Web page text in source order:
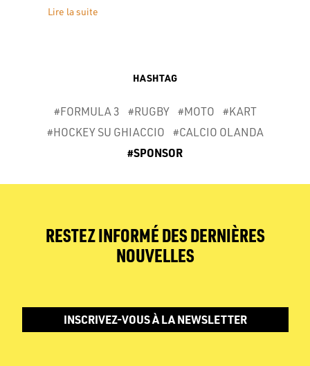
Lire la suite
HASHTAG
#FORMULA 3 #RUGBY #MOTO
#KART
#HOCKEY SU GHIACCIO
#CALCIO OLANDA
#SPONSOR
RESTEZ INFORMÉ DES DERNIÈRES
NOUVELLES
INSCRIVEZ-VOUS À LA NEWSLETTER